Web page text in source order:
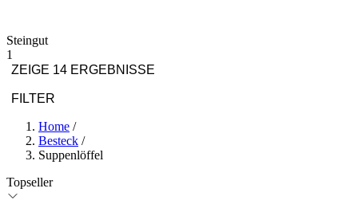
Steingut
1
ZEIGE 14 ERGEBNISSE
FILTER
Home /
Besteck /
Suppenlöffel
Topseller